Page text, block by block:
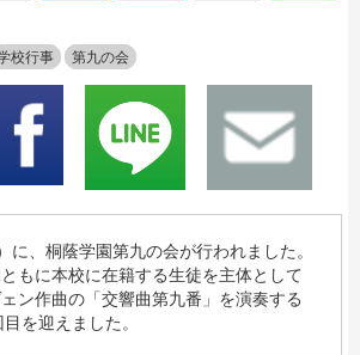
校行事 第九の会
に、桐蔭学園第九の会が行われました。
もに本校に在籍する生徒を主体として
ン作曲の「交響曲第九番」を演奏する
を迎えました。